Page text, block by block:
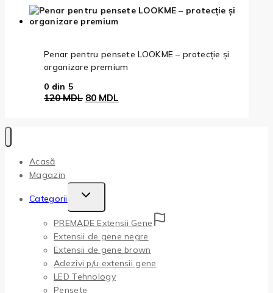
a
fost:
70 MDL.
este:
49 MDL.
Penar pentru pensete LOOKME – protecție și
organizare premium
0 din 5
120MDL Prețul
80 MDL
Acasă
Magazin
Categorii
Toggle
Child
Menu
PREMADE Extensii Gene
Extensii de gene negre
Extensii de gene brown
Adezivi p/u extensii gene
LED Tehnology
Pensete